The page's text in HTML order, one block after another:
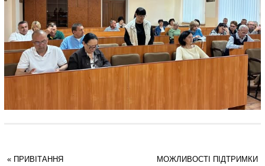
«ПРИВІТАННЯ
МОЖЛИВОСТІ ПІДТРИМКИ